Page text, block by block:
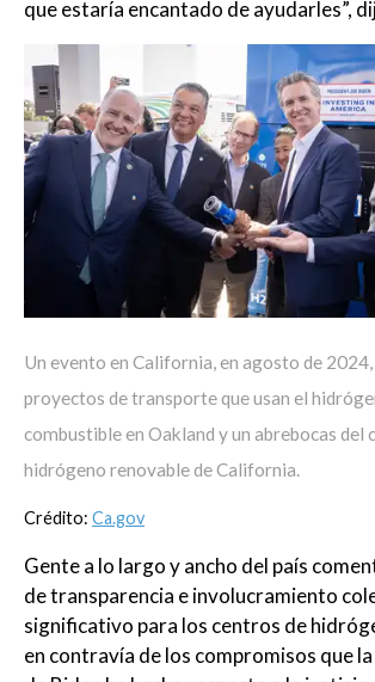
que estaría encantado de ayudarles”,
Un evento en California, en agosto de
proyectos de transporte que usan el
combustible en Oakland y un abrebocas del
hidrógeno renovable de California.
Crédito: Ca.gov
Gente a lo largo y ancho del país
de transparencia e involucramiento
significativo para los centros de
en contravía de los compromisos que